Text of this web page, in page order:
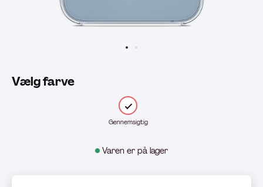
Varen er på lager
Vælg farve
Gennemsigtig